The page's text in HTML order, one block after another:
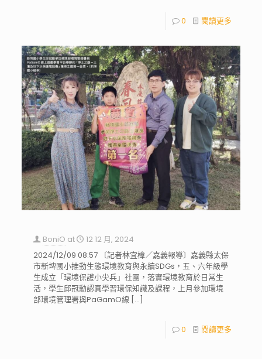
0 閱讀更多
BoniO at
12 12 月, 2024
2024/12/09 08:57 〔記者林宜樟／嘉義報導〕嘉義縣太保
市新埤國小推動生態環境教育與永續SDGs，五、六年級學
生成立「環境保護小尖兵」社團，落實環境教育於日常生
活，學生邱冠勳認真學習環保知識及課程，上月參加環境
部環境管理署與PaGamO線[…]
0 閱讀更多